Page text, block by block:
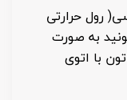
رول حرارتی
به صورت
با اتوی